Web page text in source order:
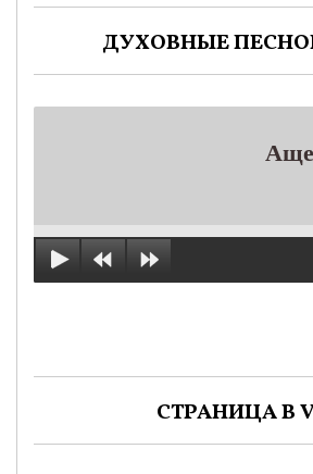
ДУХОВНЫЕ
Аще
СТРАНИЦА В